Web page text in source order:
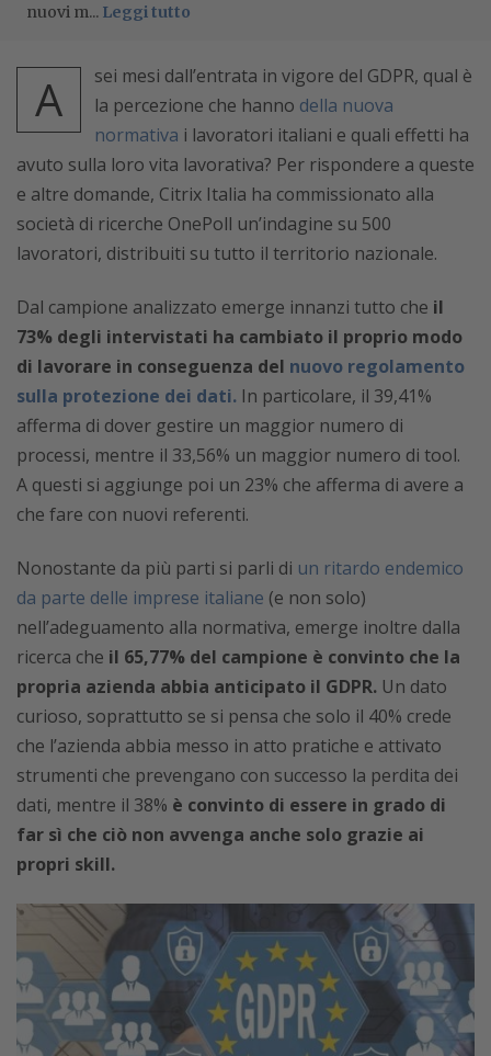
nuovi m... Leggi tutto
A
sei mesi dall’entrata in vigore del GDPR, qual è
la percezione che hanno della nuova
normativa i lavoratori italiani e quali effetti ha
avuto sulla loro vita lavorativa? Per rispondere a queste
e altre domande, Citrix Italia ha commissionato alla
società di ricerche OnePoll un’indagine su 500
lavoratori, distribuiti su tutto il territorio nazionale.
Dal campione analizzato emerge innanzi tutto che il
73% degli intervistati ha cambiato il proprio modo
di lavorare in conseguenza del nuovo regolamento
sulla protezione dei dati. In particolare, il 39,41%
afferma di dover gestire un maggior numero di
processi, mentre il 33,56% un maggior numero di tool.
A questi si aggiunge poi un 23% che afferma di avere a
che fare con nuovi referenti.
Nonostante da più parti si parli di un ritardo endemico
da parte delle imprese italiane (e non solo)
nell’adeguamento alla normativa, emerge inoltre dalla
ricerca che il 65,77% del campione è convinto che la
propria azienda abbia anticipato il GDPR. Un dato
curioso, soprattutto se si pensa che solo il 40% crede
che l’azienda abbia messo in atto pratiche e attivato
strumenti che prevengano con successo la perdita dei
dati, mentre il 38% è convinto di essere in grado di
far sì che ciò non avvenga anche solo grazie ai
propri skill.